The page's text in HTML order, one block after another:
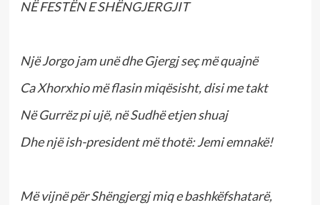
NË FESTËN E SHËNGJERGJIT
Një Jorgo jam unë dhe Gjergj seç më quajnë
Ca Xhorxhio më flasin miqësisht, disi me takt
Në Gurrëz pi ujë, në Sudhë etjen shuaj
Dhe një ish-president më thotë: Jemi emnakë!
Më vijnë për Shëngjergj miq e bashkëfshatarë,